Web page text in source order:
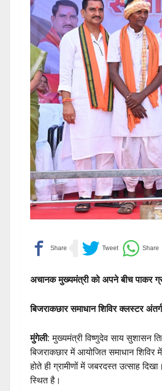
अचानक मुख्यमंत्री को अपने बीच पाकर
बिजराकछार समाधान शिविर क्लस्टर
मुंगेली: मुख्यमंत्री विष्णुदेव साय सुशासन
बिजराकछार में आयोजित समाधान
होते ही ग्रामीणों में जबरदस्त उत्साह
स्थित है।